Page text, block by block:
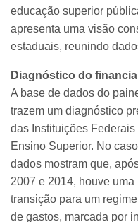
educação superior
apresenta uma visão
estaduais, reunindo
Diagnóstico do
A base de dados do
trazem um diagnóstico
das Instituições
Ensino Superior. No
dados mostram que,
2007 e 2014, houve
transição para um
de gastos, marcada por